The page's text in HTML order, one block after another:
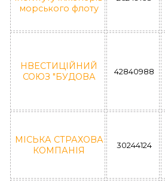
морського флоту
НВЕСТИЦІЙНИЙ
СОЮЗ "БУДОВА
42840988
МІСЬКА СТРАХОВА
КОМПАНІЯ
30244124